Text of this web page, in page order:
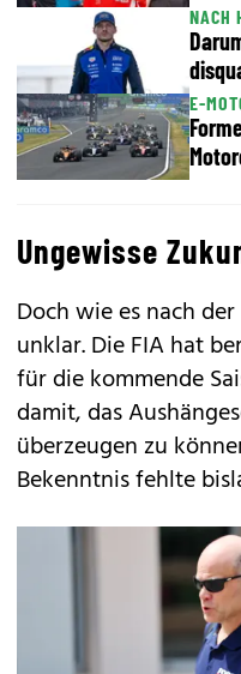
NACH
E-
Ungewisse
Doch wie es nach
unklar. Die FIA hat
für die kommende
damit, das
überzeugen zu
Bekenntnis fehlte